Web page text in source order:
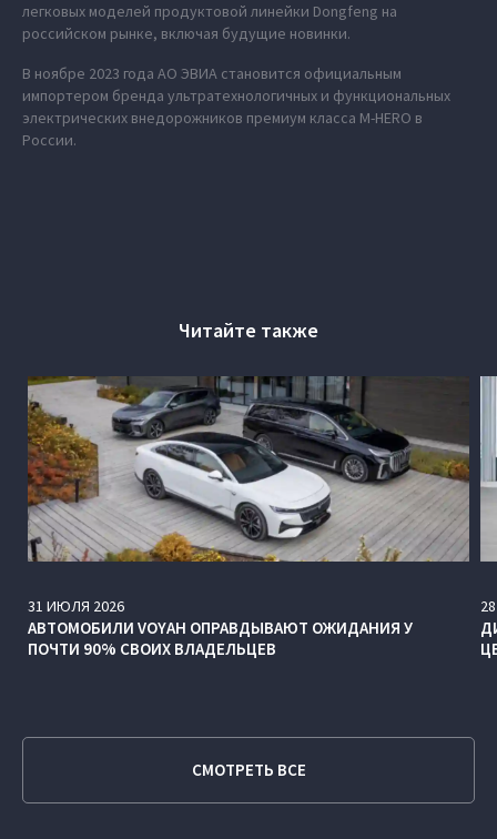
легковых моделей продуктовой линейки Dongfeng на
российском рынке, включая будущие новинки.
В ноябре 2023 года АО ЭВИА становится официальным
импортером бренда ультратехнологичных и функциональных
электрических внедорожников премиум класса M‑HERO в
России.
Читайте также
31 ИЮЛЯ 2026
АВТОМОБИЛИ VOYAH ОПРАВДЫВАЮТ ОЖИДАНИЯ У
ПОЧТИ 90% СВОИХ ВЛАДЕЛЬЦЕВ
28
СМОТРЕТЬ ВСЕ